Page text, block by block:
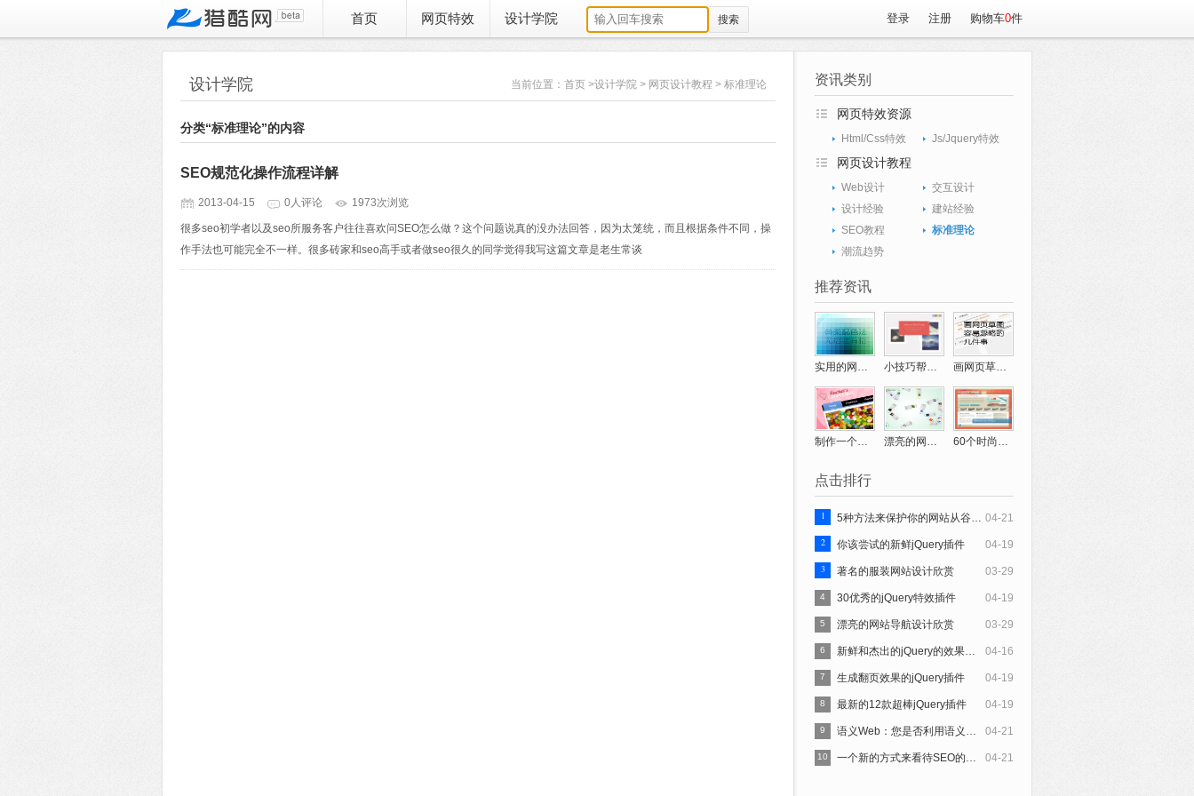
首页 网页特效 设计学院 购物车0件
注册
登录
设计学院 当前位置： 首页 >设计学院 > 网页设计教程 > 标准理论
分类“标准理论”的内容
SEO规范化操作流程详解
2013-04-15 0人评论 1973次浏览
很多seo初学者以及seo所服务客户往往喜欢问SEO怎么做？这个问题说真的没办法回答，因为太笼统，而且根据条件不同，操
作手法也可能完全不一样。很多砖家和seo高手或者做seo很久的同学觉得我写这篇文章是老生常谈
资讯类别
网页特效资源
Html/Css特效 Js/Jquery特效
网页设计教程
Web设计
交互设计
设计经验
建站经验
SEO教程
标准理论
潮流趋势
推荐资讯
实用的网页配色技巧 小技巧帮你完成创意十足的网页设计 画网页草图经验讲谈
制作一个糖果店网站教程 漂亮的网站导航设计欣赏 60个时尚网站设计界面创意欣赏
点击排行
04-21
1 5种方法来保护你的网站从谷歌搜索引擎优化处罚
04-19
2 你该尝试的新鲜jQuery插件
03-29
3 著名的服装网站设计欣赏
04-19
4 30优秀的jQuery特效插件
03-29
5 漂亮的网站导航设计欣赏
04-16
6 新鲜和杰出的jQuery的效果摘要
04-19
7 生成翻页效果的jQuery插件
04-19
8 最新的12款超棒jQuery插件
04-21
9 语义Web：您是否利用语义搜索吗？
04-21
10 一个新的方式来看待SEO的演变